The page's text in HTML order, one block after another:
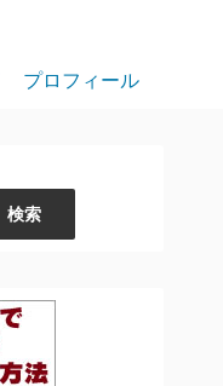
プロフィール
検索